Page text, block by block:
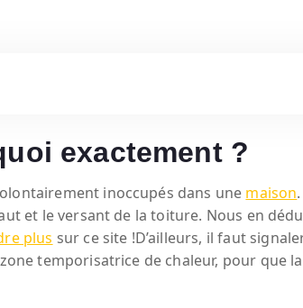
exactement ?
inoccupés dans une maison
et le versant de la toiture. Nous en
plus sur ce site !D’ailleurs, il faut
temporisatrice de chaleur, pour que